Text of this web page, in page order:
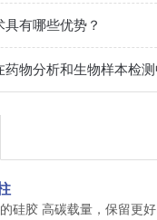
有哪些优势？
硅胶 高碳载量，保留更好